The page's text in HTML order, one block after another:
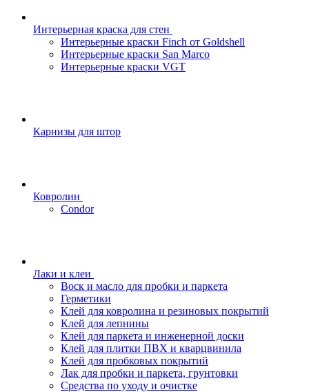
Интерьерная краска для стен
Интерьерные краски Finch от Goldshell
Интерьерные краски San Marco
Интерьерные краски VGT
Карнизы для штор
Ковролин
Condor
Лаки и клеи
Воск и масло для пробки и паркета
Герметики
Клей для ковролина и резиновых покрытий
Клей для лепнины
Клей для паркета и инженерной доски
Клей для плитки ПВХ и кварцвинила
Клей для пробковых покрытий
Лак для пробки и паркета, грунтовки
Средства по уходу и очистке